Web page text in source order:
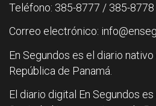
Teléfono: 385-8777 / 385-8778
Correo electrónico:
En Segundos es el diario
República de Panamá.
El diario digital En Segundos